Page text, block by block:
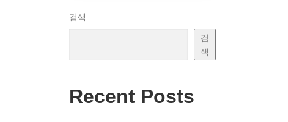
검색
검
색
Recent Posts